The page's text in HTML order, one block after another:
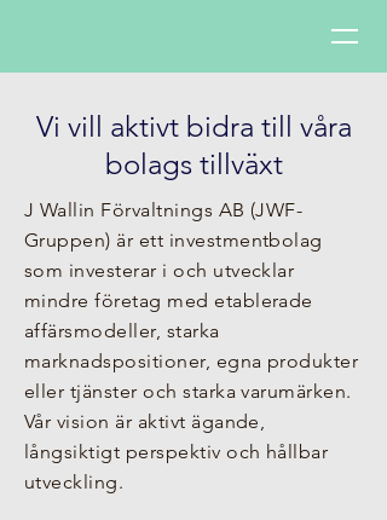
Vi vill aktivt bidra till våra
bolags tillväxt
J Wallin Förvaltnings AB (JWF-
Gruppen) är ett investmentbolag
som investerar i och utvecklar
mindre företag med etablerade
affärsmodeller, starka
marknadspositioner, egna produkter
eller tjänster och starka varumärken.
Vår vision är aktivt ägande,
långsiktigt perspektiv och hållbar
utveckling.